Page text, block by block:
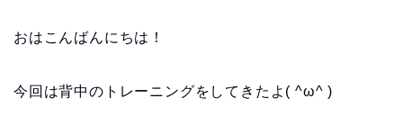
おはこんばんにちは！
今回は背中のトレーニングをしてきたよ( ^ω^ )